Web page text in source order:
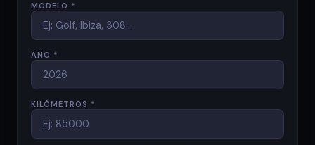
MODELO *
AÑO *
KILÓMETROS *